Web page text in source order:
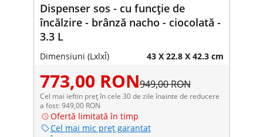
Dispenser sos - cu funcție de
încălzire - brânză nacho - ciocolată -
3.3 L
Dimensiuni (LxlxÎ) 43 X 22.8 X 42.3 cm
773,00 RON949,00 RON
Cel mai ieftin preț în cele 30 de zile înainte de reducere
a fost: 949,00 RON
Ofertă limitată în timp
Cel mai mic preț garantat